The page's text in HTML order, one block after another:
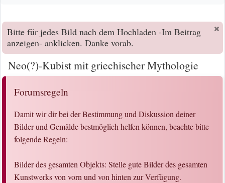
Bitte für jedes Bild nach dem Hochladen -Im Beitrag
anzeigen- anklicken. Danke vorab.
Neo(?)-Kubist mit griechischer Mythologie
Forumsregeln
Damit wir dir bei der Bestimmung und Diskussion deiner
Bilder und Gemälde bestmöglich helfen können, beachte bitte
folgende Regeln:
Bilder des gesamten Objekts: Stelle gute Bilder des gesamten
Kunstwerks von vorn und von hinten zur Verfügung.